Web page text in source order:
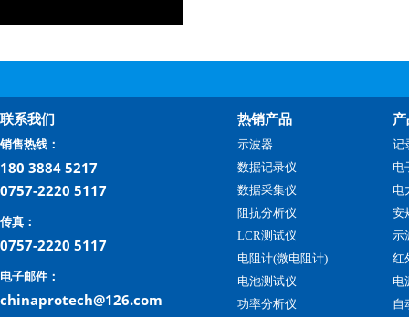
联系我们
销售热线：
180 3884 5217
0757-2220 5117
传真：
0757-2220 5117
电子邮件：
chinaprotech@126.com
热销产品
示波器
数据记录仪
数据采集仪
阻抗分析仪
LCR测试仪
电阻计(微电阻计)
电池测试仪
功率分析仪
记
电
电
安
示
红
电
自